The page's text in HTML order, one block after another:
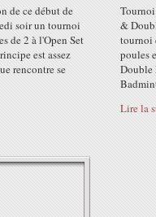
de ce début de
soir un tournoi
de 2 à l'Open Set
est assez
rencontre se
&
tournoi
poules
Double
Lire la